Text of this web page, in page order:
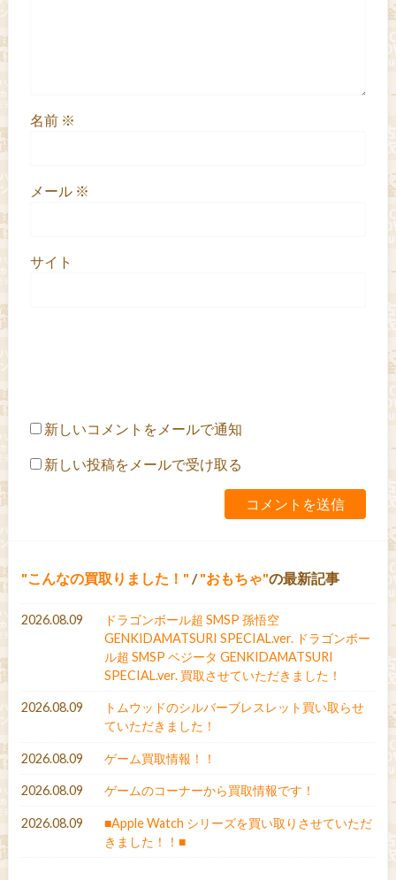
名前 ※
メール ※
サイト
新しいコメントをメールで通知
新しい投稿をメールで受け取る
こんなの買取りました！ / おもちゃ の最新記事
2026.08.09
ドラゴンボール超 SMSP 孫悟空
GENKIDAMATSURI SPECIAL.ver. ドラゴンボー
ル超 SMSP ベジータ GENKIDAMATSURI
SPECIAL.ver. 買取させていただきました！
2026.08.09
トムウッドのシルバーブレスレット買い取らせ
ていただきました！
2026.08.09 ゲーム買取情報！！
2026.08.09 ゲームのコーナーから買取情報です！
2026.08.09
■Apple Watch シリーズを買い取りさせていただ
きました！！■